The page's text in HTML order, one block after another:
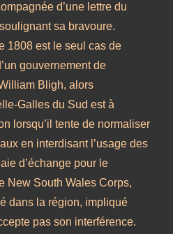
d’une lettre du
sa bravoure.
1808 est le seul cas de
gouvernement de
Bligh, alors
Galles du Sud est à
lorsqu’il tente de normaliser
en interdisant l’usage des
d’échange pour le
New South Wales Corps,
dans la région, impliqué
pas son interférence.